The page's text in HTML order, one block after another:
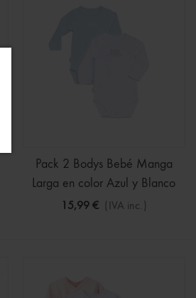
Pack 2 Bodys Bebé Manga
Larga en color Azul y Blanco
15,99 € (IVA inc.)